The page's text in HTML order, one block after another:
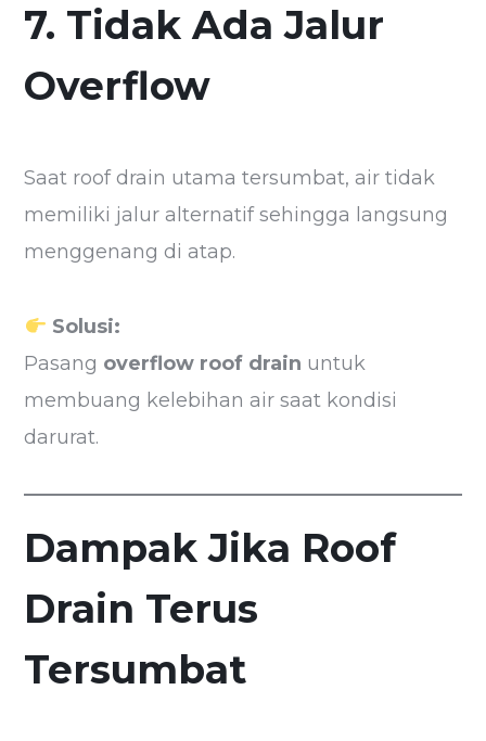
7. Tidak Ada Jalur
Overflow
Saat roof drain utama tersumbat, air tidak
memiliki jalur alternatif sehingga langsung
menggenang di atap.
Solusi:
Pasang overflow roof drain untuk
membuang kelebihan air saat kondisi
darurat.
Dampak Jika Roof
Drain Terus
Tersumbat